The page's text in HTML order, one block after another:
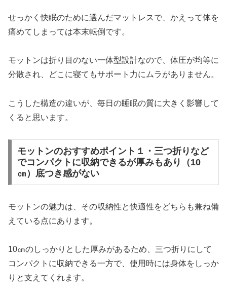
せっかく快眠のために選んだマットレスで、かえって体を
痛めてしまっては本末転倒です。
モットンは折り目のない一体型設計なので、体圧が均等に
分散され、どこに寝てもサポート力にムラがありません。
こうした構造の違いが、毎日の睡眠の質に大きく影響して
くると思います。
モットンのおすすめポイント１・三つ折りなど
でコンパクトに収納できるが厚みもあり（10
㎝）底つき感がない
モットンの魅力は、その収納性と快適性をどちらも兼ね備
えている点にあります。
10㎝のしっかりとした厚みがあるため、三つ折りにして
コンパクトに収納できる一方で、使用時には身体をしっか
りと支えてくれます。